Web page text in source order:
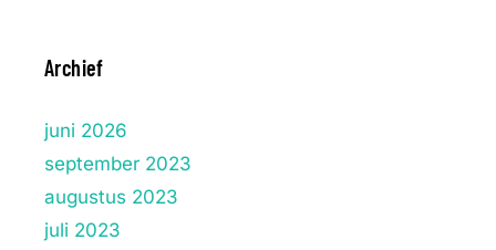
Archief
juni 2026
september 2023
augustus 2023
juli 2023